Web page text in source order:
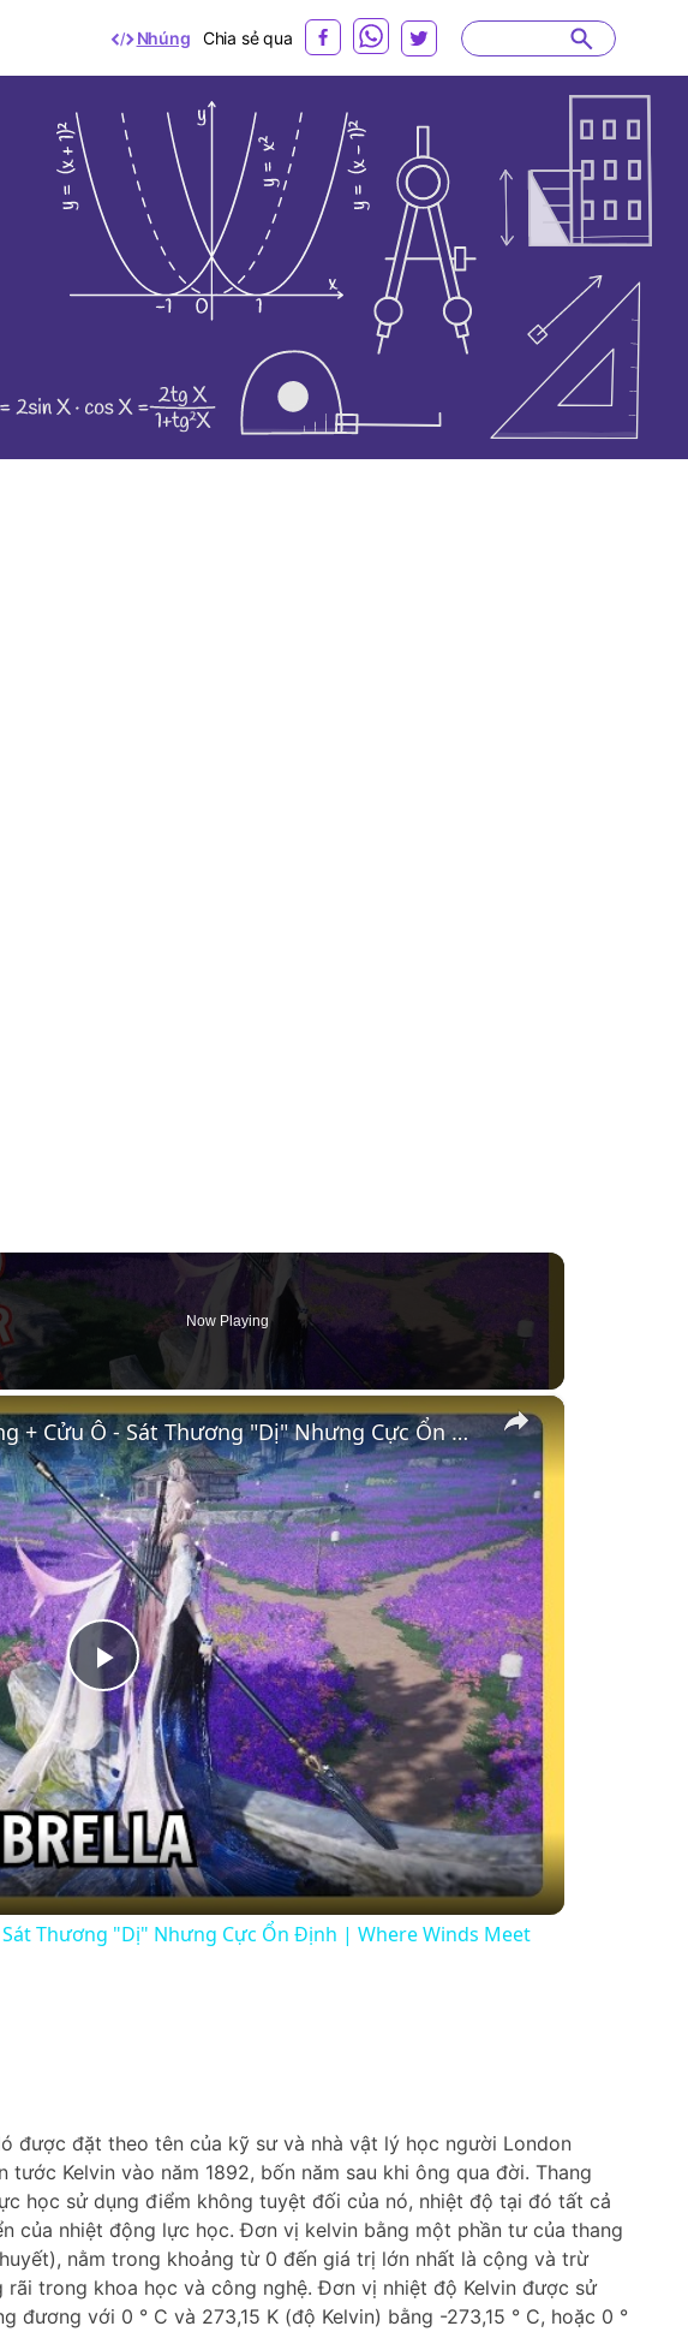
Nhúng Chia sẻ qua
Now Playing
×
P
l
a
y
e
o
Tà Phái #3: Build Cửu Thương + Cửu Ô - Sát Thương "Dị" Nhưng Cực Ổn Định | Where Winds Meet
Sát Thương "Dị" Nhưng Cực Ổn Định | Where Winds Meet
được đặt theo tên của kỹ sư và nhà vật lý học người London
Kelvin vào năm 1892, bốn năm sau khi ông qua đời. Thang
học sử dụng điểm không tuyệt đối của nó, nhiệt độ tại đó tất cả
của nhiệt động lực học. Đơn vị kelvin bằng một phần tư của thang
nằm trong khoảng từ 0 đến giá trị lớn nhất là cộng và trừ
rãi trong khoa học và công nghệ. Đơn vị nhiệt độ Kelvin được sử
với 0 ° C và 273,15 K (độ Kelvin) bằng -273,15 ° C, hoặc 0 °